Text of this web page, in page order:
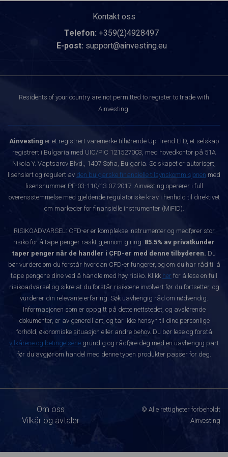
Kontakt oss
Telefon: +359(2)4928497
E-post: support@ainvesting.eu
Residents of your country are not permitted to register to trade with
Ainvesting.
Ainvesting er et registrert varemerke tilhørende Up Trend LTD, et selskap
registrert i Bulgaria med UIC/PIC 121527003, med hovedkontor på 51A
Nikola Y. Vaptsarov Blvd., 1407 Sofia, Bulgaria. Selskapet er autorisert,
lisensiert og regulert av den bulgarske finansielle tilsynskommisjonen med
lisensnummer РГ-03-110/13.07.2017. Ainvesting opererer i full
overensstemmelse med gjeldende regulatoriske krav i henhold til direktivet
om markeder for finansielle instrumenter (MiFID).
RISIKOADVARSEL: CFD-er er komplekse instrumenter og medfører stor
risiko for å tape penger raskt gjennom giring. 85.5% av privatkunder
taper penger når de handler i CFD-er med denne tilbyderen. Du
bør vurdere om du forstår hvordan CFD-er fungerer, og om du har råd til å
tape pengene dine ved å handle med høy risiko. Klikk her for å lese en full
risikoadvarsel og sikre at du forstår risikoene involvert før du fortsetter, og
vurderer din relevante erfaring. Søk uavhengig råd om nødvendig.
Informasjonen som er oppgitt på dette nettstedet, og avslørende
dokumenter, er av generell art, og tar ikke hensyn til dine personlige
forhold, økonomiske situasjon eller andre behov. Du bør lese og forstå
vilkårene og betingelsene grundig og rådføre deg med en uavhengig part
før du avgjør om handel med denne typen produkter passer for deg.
Om oss
Vilkår og avtaler
© Alle rettigheter forbeholdt
Ainvesting